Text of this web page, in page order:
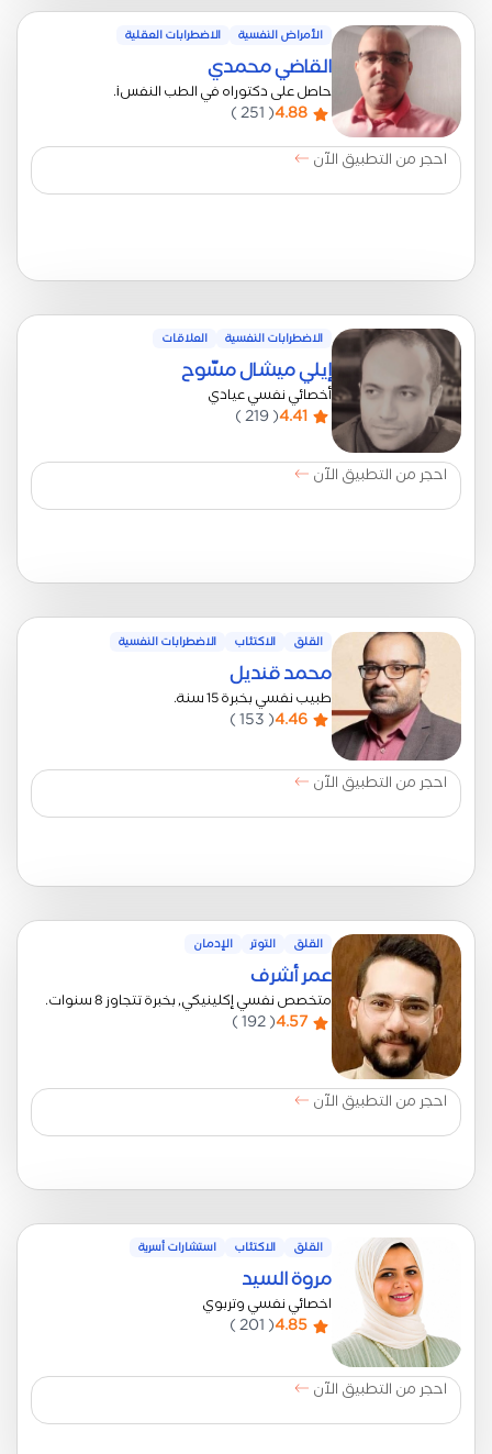
الأمراض النفسية الاضطرابات العقلية
القاضي محمدي
حاصل على دكتوراه في الطب النفسi.
4.88
( 251 )
احجر من التطبيق الآن
الاضطرابات النفسية العلاقات
إيلي ميشال مسّوح
أخصائي نفسي عيادي
4.41
( 219 )
احجر من التطبيق الآن
القلق الاكتئاب الاضطرابات النفسية
محمد قنديل
طبيب نفسي بخبرة 15 سنة.
4.46
( 153 )
احجر من التطبيق الآن
القلق التوتر الإدمان
عمر أشرف
متخصص نفسي إكلينيكي, بخبرة تتجاوز 8 سنوات.
4.57
( 192 )
احجر من التطبيق الآن
القلق الاكتئاب استشارات أسرية
مروة السيد
اخصائي نفسي وتربوي
4.85
( 201 )
احجر من التطبيق الآن